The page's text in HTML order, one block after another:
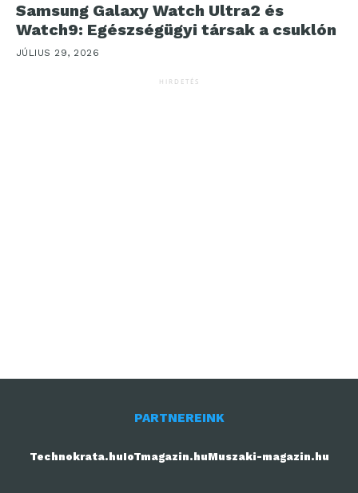
Samsung Galaxy Watch Ultra2 és
Watch9: Egészségügyi társak a csuklón
JÚLIUS 29, 2026
HIRDETÉS
PARTNEREINK
Technokrata.huIoTmagazin.huMuszaki-magazin.hu